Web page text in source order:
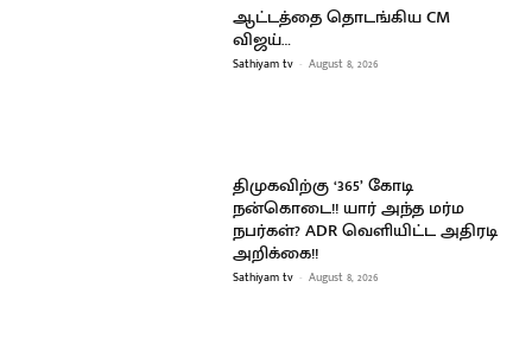
ஆட்டத்தை தொடங்கிய CM
விஜய்…
Sathiyam tv - August 8, 2026
திமுகவிற்கு ‘365’ கோடி
நன்கொடை!! யார் அந்த மர்ம
நபர்கள்? ADR வெளியிட்ட அதிரடி
அறிக்கை!!
Sathiyam tv - August 8, 2026